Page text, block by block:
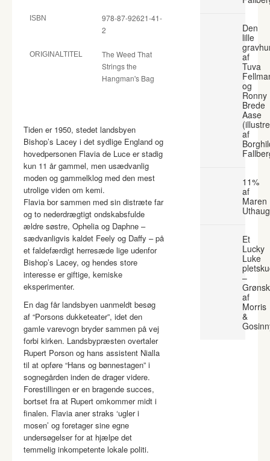
ISBN
978-87-92621-41-
2
ORIGINALTITEL
The Weed That
Strings the
Hangman's Bag
Tiden er 1950, stedet landsbyen
Bishop’s Lacey i det sydlige England og
hovedpersonen Flavia de Luce er stadig
kun 11 år gammel, men usædvanlig
moden og gammelklog med den mest
utrolige viden om kemi.
Flavia bor sammen med sin distræte far
og to nederdrægtigt ondskabsfulde
ældre søstre, Ophelia og Daphne –
sædvanligvis kaldet Feely og Daffy – på
et faldefærdigt herresæde lige udenfor
Bishop’s Lacey, og hendes store
interesse er giftige, kemiske
eksperimenter.
En dag får landsbyen uanmeldt besøg
af “Porsons dukketeater”, idet den
gamle varevogn bryder sammen på vej
forbi kirken. Landsbypræsten overtaler
Rupert Porson og hans assistent Nialla
til at opføre “Hans og bønnestagen” i
sognegården inden de drager videre.
Forestillingen er en bragende succes,
bortset fra at Rupert omkommer midt i
finalen. Flavia aner straks ‘ugler i
mosen’ og foretager sine egne
undersøgelser for at hjælpe det
temmelig inkompetente lokale politi.
Den
lille
af
Tuva
og
Ronny
Brede
Aase
af
11%
af
Maren
Uthaug
Et
Lucky
Luke
–
af
Morris
&